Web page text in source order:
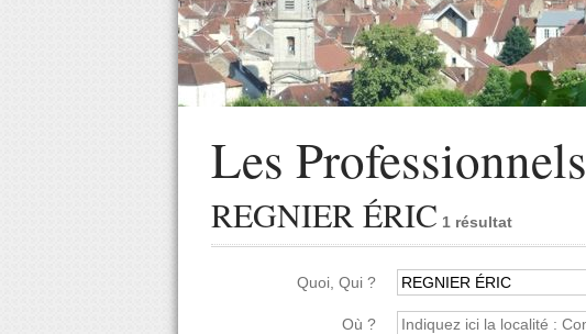
Les Professionnels
REGNIER ÉRIC 1 résultat
Quoi, Qui ?
Où ?